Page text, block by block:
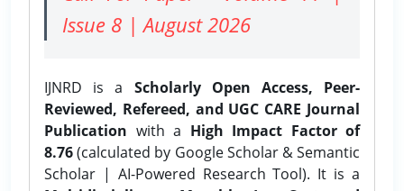
Issue 8 | August 2026
IJNRD is a Scholarly Open Access, Peer-
Reviewed, Refereed, and UGC CARE Journal
Publication with a High Impact Factor of
8.76(calculated by Google Scholar & Semantic
Scholar | AI-Powered Research Tool). It is a